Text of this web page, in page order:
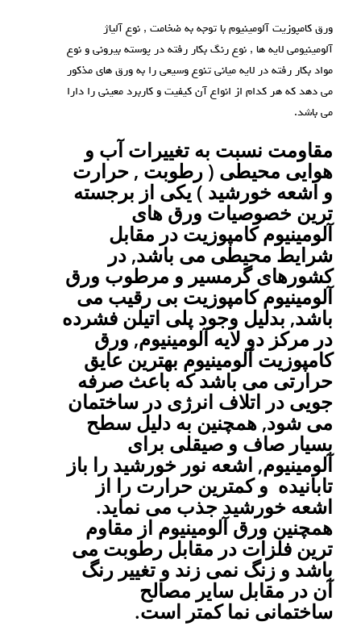
ورق کامپوزیت آلومینیوم با توجه به ضخامت , نوع آلیاژ
آلومینیومی لایه ها , نوع رنگ بکار رفته در پوسته بیرونی و نوع
مواد بکار رفته در لایه میانی تنوع وسیعی را به ورق های مذکور
می دهد که هر کدام از انواع آن کیفیت و کاربرد معینی را دارا
می باشد.
مقاومت نسبت به تغییرات آب و
هوایی محیطی ( رطوبت , حرارت
و اشعه خورشید ) یکی از برجسته
ترین خصوصیات ورق های
آلومینیوم کامپوزیت در مقابل
شرایط محیطی می باشد, در
کشورهای گرمسیر و مرطوب ورق
آلومینیوم کامپوزیت بی رقیب می
باشد, بدلیل وجود پلی اتیلن فشرده
در مرکز دو لایه آلومینیوم, ورق
کامپوزیت آلومینیوم بهترین عایق
حرارتی می باشد که باعث صرفه
جویی در اتلاف انرژی در ساختمان
می شود, همچنین به دلیل سطح
بسیار صاف و صیقلی برای
آلومینیوم, اشعه نور خورشید را باز
تابانیده و کمترین حرارت را از
اشعه خورشید جذب می نماید.
همچنین ورق آلومینیوم از مقاوم
ترین فلزات در مقابل رطوبت می
باشد و زنگ نمی زند و تغییر رنگ
آن در مقابل سایر مصالح
ساختمانی نما کمتر است.